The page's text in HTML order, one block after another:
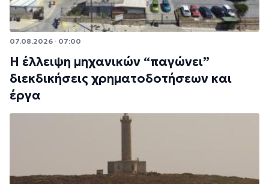
07.08.2026 · 07:00
Η έλλειψη μηχανικών “παγώνει”
διεκδικήσεις χρηματοδοτήσεων και
έργα